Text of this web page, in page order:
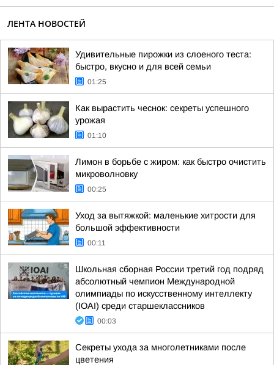
ЛЕНТА НОВОСТЕЙ
Удивительные пирожки из слоеного теста:
быстро, вкусно и для всей семьи
01:25
Как вырастить чеснок: секреты успешного
урожая
01:10
Лимон в борьбе с жиром: как быстро очистить
микроволновку
00:25
Уход за вытяжкой: маленькие хитрости для
большой эффективности
00:11
Школьная сборная России третий год подряд
абсолютный чемпион Международной
олимпиады по искусственному интеллекту
(IOAI) среди старшеклассников
00:03
Секреты ухода за многолетниками после
цветения